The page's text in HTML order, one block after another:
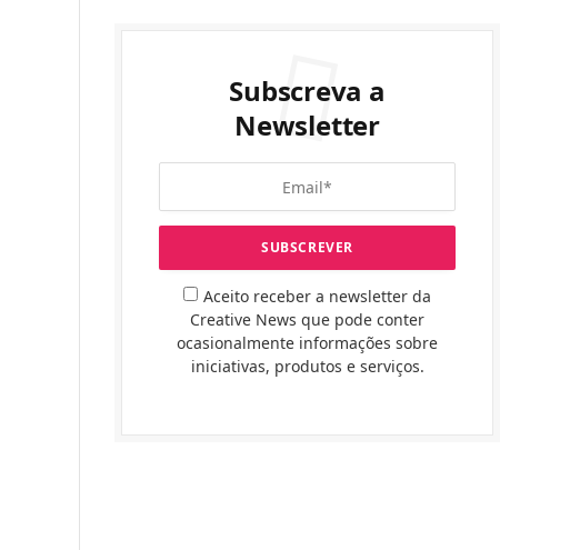
Subscreva a
Newsletter
Aceito receber a newsletter da
Creative News que pode conter
ocasionalmente informações sobre
iniciativas, produtos e serviços.